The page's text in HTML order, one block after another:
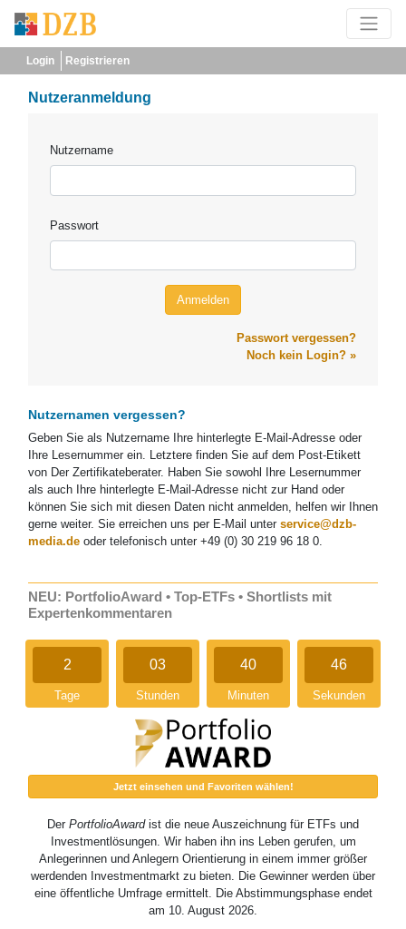
Login Registrieren
Nutzeranmeldung
Nutzername
Passwort
Passwort vergessen?
Noch kein Login? »
Nutzernamen vergessen?
Geben Sie als Nutzername Ihre hinterlegte E-Mail-Adresse oder
Ihre Lesernummer ein. Letztere finden Sie auf dem Post-Etikett
von Der Zertifikateberater. Haben Sie sowohl Ihre Lesernummer
als auch Ihre hinterlegte E-Mail-Adresse nicht zur Hand oder
können Sie sich mit diesen Daten nicht anmelden, helfen wir Ihnen
gerne weiter. Sie erreichen uns per E-Mail unter service@dzb-
media.de oder telefonisch unter +49 (0) 30 219 96 18 0.
NEU: PortfolioAward • Top-ETFs • Shortlists mit
Expertenkommentaren
2
Tage
03
Stunden
40
Minuten
46
Sekunden
Jetzt einsehen und Favoriten wählen!
Der PortfolioAwardist die neue Auszeichnung für ETFs und
Investmentlösungen. Wir haben ihn ins Leben gerufen, um
Anlegerinnen und Anlegern Orientierung in einem immer größer
werdenden Investmentmarkt zu bieten. Die Gewinner werden über
eine öffentliche Umfrage ermittelt. Die Abstimmungsphase endet
am 10. August 2026.